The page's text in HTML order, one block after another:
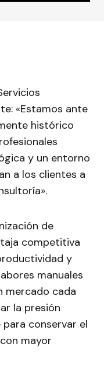
«Estamos ante
histórico
y un entorno
a los clientes a
de
competitiva
y
manuales
mercado cada
la presión
conservar el
mayor